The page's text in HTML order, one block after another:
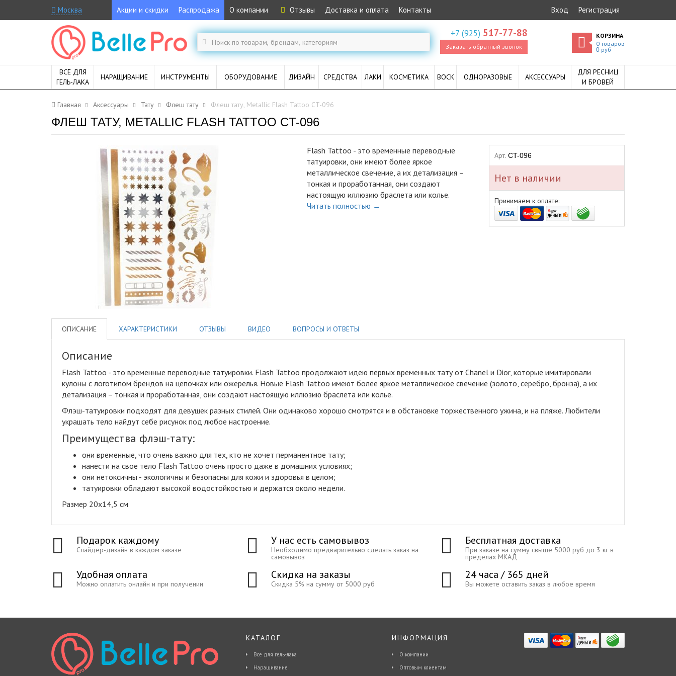
Москва Акции и скидки Распродажа О компании Отзывы Доставка и оплата Контакты Вход Регистрация
+7 (925) 517-77-88
Заказать обратный звонок
КОРЗИНА
0 товаров
0руб
ВСЁ ДЛЯ
ГЕЛЬ-ЛАКА
НАРАЩИВАНИЕ ИНСТРУМЕНТЫ ОБОРУДОВАНИЕ ДИЗАЙН СРЕДСТВА ЛАКИ КОСМЕТИКА ВОСК ОДНОРАЗОВЫЕ АКСЕССУАРЫ
ДЛЯ РЕСНИЦ
И БРОВЕЙ
Главная Аксессуары Тату Флеш тату Флеш тату, Metallic Flash Tattoo CT-096
ФЛЕШ ТАТУ, METALLIC FLASH TATTOO CT-096
Flash Tattoo - это временные переводные
татуировки, они имеют более яркое
металлическое свечение, а их детализация –
тонкая и проработанная, они создают
настоящую иллюзию браслета или колье.
Читать полностью →
Арт. CT-096
Нет в наличии
Принимаем к оплате:
ОПИСАНИЕ ХАРАКТЕРИСТИКИ ОТЗЫВЫ ВИДЕО ВОПРОСЫ И ОТВЕТЫ
Описание
Flash Tattoo - это временные переводные татуировки. Flash Tattoo продолжают идею первых временных тату от Chanel и Dior, которые имитировали
кулоны с логотипом брендов на цепочках или ожерелья. Новые Flash Tattoo имеют более яркое металлическое свечение (золото, серебро, бронза), а их
детализация – тонкая и проработанная, они создают настоящую иллюзию браслета или колье.
Флэш-татуировки подходят для девушек разных стилей. Они одинаково хорошо смотрятся и в обстановке торжественного ужина, и на пляже. Любители
украшать тело найдут себе рисунок под любое настроение.
Преимущества флэш-тату:
они временные, что очень важно для тех, кто не хочет перманентное тату;
нанести на свое тело Flash Tattoo очень просто даже в домашних условиях;
они нетоксичны - экологичны и безопасны для кожи и здоровья в целом;
татуировки обладают высокой водостойкостью и держатся около недели.
Размер 20x14,5 см
Подарок каждому
Слайдер-дизайн в каждом заказе
У нас есть самовывоз
Необходимо предварительно сделать заказ на
самовывоз
Бесплатная доставка
При заказе на сумму свыше 5000 руб до 3 кг в
пределах МКАД
Удобная оплата
Можно оплатить онлайн и при получении
Скидка на заказы
Скидка 5% на сумму от 5000 руб
24 часа / 365 дней
Вы можете оставить заказ в любое время
КАТАЛОГ
Все для гель-лака
Наращивание
ИНФОРМАЦИЯ
О компании
Оптовым клиентам